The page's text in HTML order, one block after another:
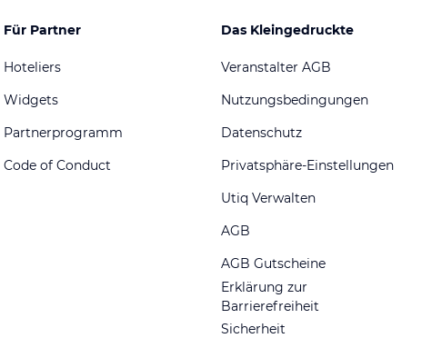
Für Partner
Hoteliers
Widgets
Partnerprogramm
Code of Conduct
Das Kleingedruckte
Veranstalter AGB
Nutzungsbedingungen
Datenschutz
Privatsphäre-Einstellungen
Utiq Verwalten
AGB
AGB Gutscheine
Erklärung zur
Barrierefreiheit
Sicherheit